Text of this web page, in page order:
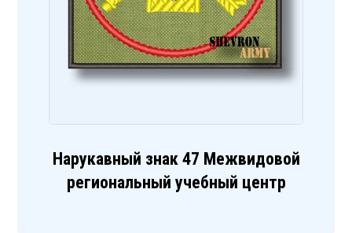
Нарукавный знак 47 Межвидовой
региональный учебный центр